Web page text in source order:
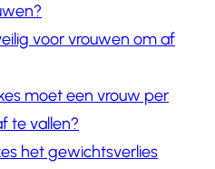
voor vrouwen om af
moet een vrouw per
te vallen?
het gewichtsverlies